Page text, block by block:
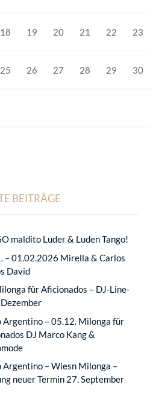
18 19 20 21 22 23
25 26 27 28 29 30
BEITRÄGE
maldito Luder & Luden Tango!
– 01.02.2026 Mirella & Carlos
David
für Aficionados – DJ-Line-
Argentino – 05.12. Milonga für
DJ Marco Kang &
Argentino – Wiesn Milonga –
neuer Termin 27. September